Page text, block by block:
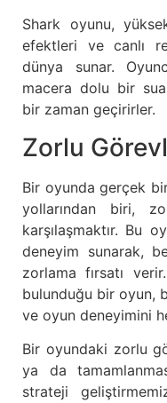
Shark oyunu,
efektleri ve canlı
dünya sunar.
macera dolu bir
bir zaman geçirirler.
Zorlu
Bir oyunda gerçek
yollarından biri,
karşılaşmaktır. Bu
deneyim sunarak,
zorlama fırsatı
bulunduğu bir oyun,
ve oyun deneyimini
Bir oyundaki zorlu
ya da
strateji